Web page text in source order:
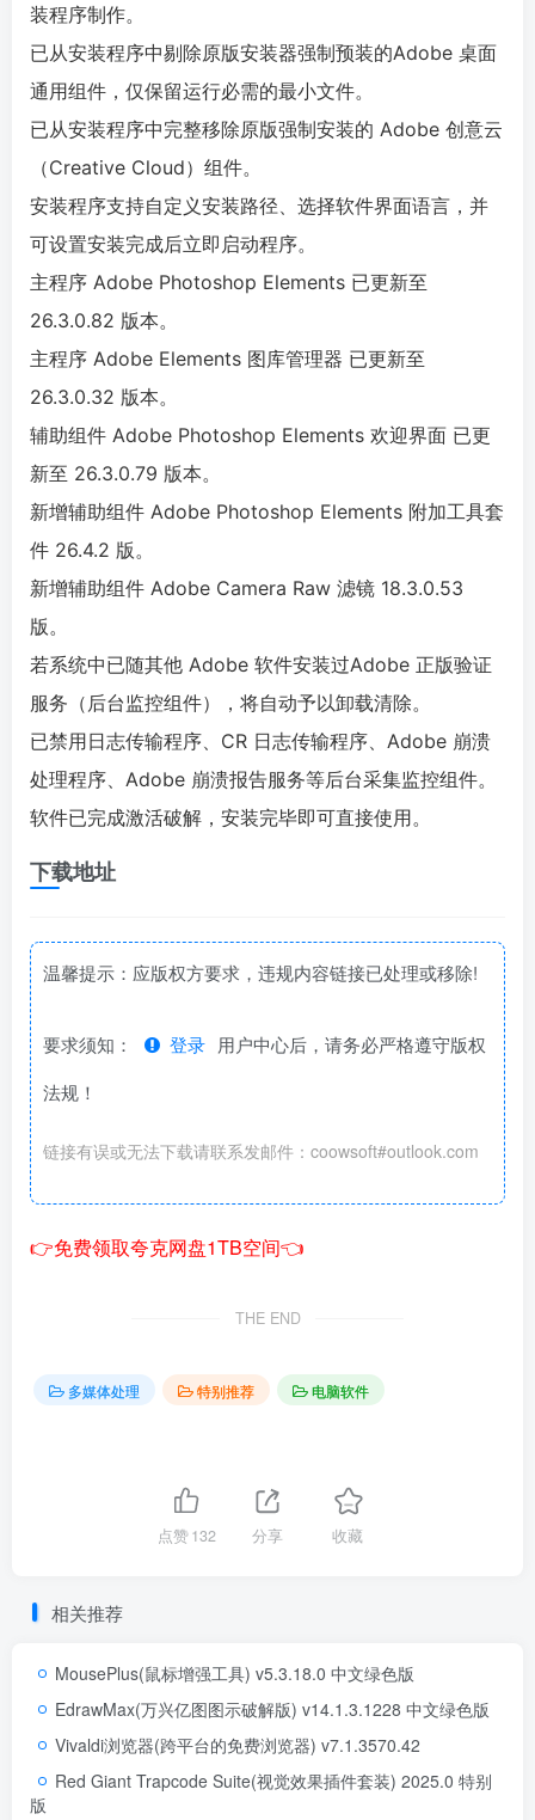
装程序制作。
已从安装程序中剔除原版安装器强制预装的Adobe 桌面
通用组件，仅保留运行必需的最小文件。
已从安装程序中完整移除原版强制安装的 Adobe 创意云
（Creative Cloud）组件。
安装程序支持自定义安装路径、选择软件界面语言，并
可设置安装完成后立即启动程序。
主程序 Adobe Photoshop Elements 已更新至
26.3.0.82 版本。
主程序 Adobe Elements 图库管理器 已更新至
26.3.0.32 版本。
辅助组件 Adobe Photoshop Elements 欢迎界面 已更
新至 26.3.0.79 版本。
新增辅助组件 Adobe Photoshop Elements 附加工具套
件 26.4.2 版。
新增辅助组件 Adobe Camera Raw 滤镜 18.3.0.53
版。
若系统中已随其他 Adobe 软件安装过Adobe 正版验证
服务（后台监控组件），将自动予以卸载清除。
已禁用日志传输程序、CR 日志传输程序、Adobe 崩溃
处理程序、Adobe 崩溃报告服务等后台采集监控组件。
软件已完成激活破解，安装完毕即可直接使用。
下载地址
温馨提示：应版权方要求，违规内容链接已处理或移除!
要求须知： 登录 用户中心后，请务必严格遵守版权
法规！
链接有误或无法下载请联系发邮件：coowsoft#outlook.com
👉免费领取夸克网盘1TB空间👈
THE END
多媒体处理 特别推荐 电脑软件
点赞132 分享 收藏
相关推荐
MousePlus(鼠标增强工具) v5.3.18.0 中文绿色版
EdrawMax(万兴亿图图示破解版) v14.1.3.1228 中文绿色版
Vivaldi浏览器(跨平台的免费浏览器) v7.1.3570.42
Red Giant Trapcode Suite(视觉效果插件套装) 2025.0 特别
版